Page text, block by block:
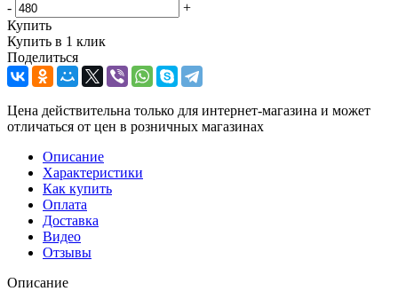
-
+
Купить
Купить в 1 клик
Поделиться
Цена действительна только для интернет-магазина и может
отличаться от цен в розничных магазинах
Описание
Характеристики
Как купить
Оплата
Доставка
Видео
Отзывы
Описание